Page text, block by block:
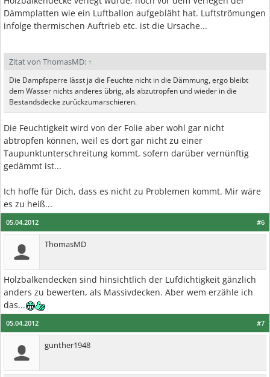
Dämmplatten wie ein Luftballon aufgebläht hat. Luftströmungen
infolge thermischen Auftrieb etc. ist die Ursache...
Zitat von ThomasMD: ↑
Die Dampfsperre lässt ja die Feuchte nicht in die Dämmung, ergo bleibt
dem Wasser nichts anderes übrig, als abzutropfen und wieder in die
Bestandsdecke zurückzumarschieren.
Die Feuchtigkeit wird von der Folie aber wohl gar nicht
abtropfen können, weil es dort gar nicht zu einer
Taupunktunterschreitung kommt, sofern darüber vernünftig
gedämmt ist...
Ich hoffe für Dich, dass es nicht zu Problemen kommt. Mir wäre
es zu heiß...
#6
05.04.2012
ThomasMD
Holzbalkendecken sind hinsichtlich der Lufdichtigkeit gänzlich
anders zu bewerten, als Massivdecken. Aber wem erzähle ich
das...
#7
05.04.2012
gunther1948